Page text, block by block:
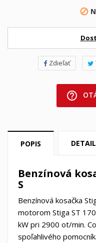

Zdieľať
help_outline
POPIS
Benzínová
S
Benzínová kosačka
motorom Stiga ST
kW pri 2900 ot/min.
spoľahlivého